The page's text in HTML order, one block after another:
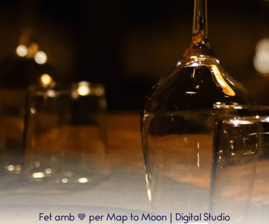
Fet amb 💙 per Map to Moon | Digital Studio